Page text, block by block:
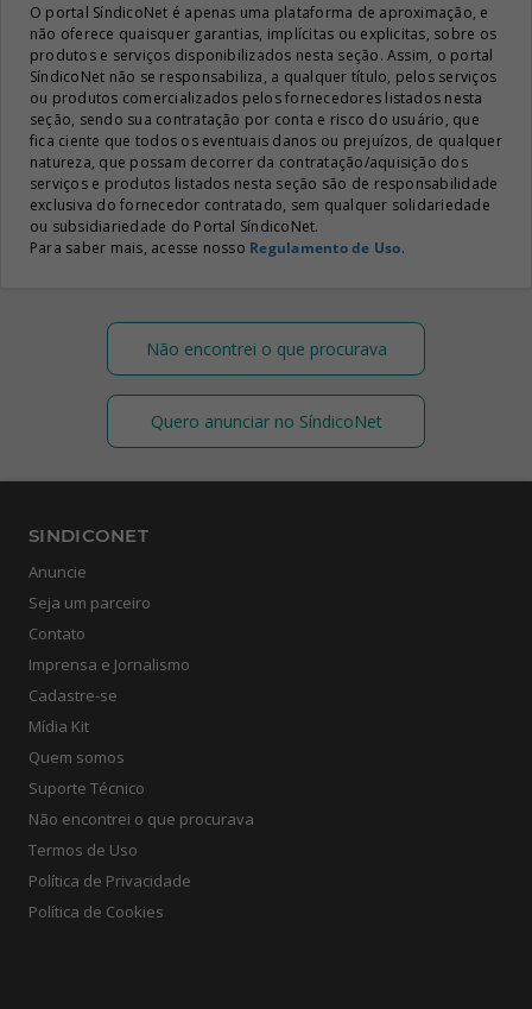
O portal SíndicoNet é apenas uma plataforma de aproximação, e
não oferece quaisquer garantias, implícitas ou explicitas, sobre os
produtos e serviços disponibilizados nesta seção. Assim, o portal
SíndicoNet não se responsabiliza, a qualquer título, pelos serviços
ou produtos comercializados pelos fornecedores listados nesta
seção, sendo sua contratação por conta e risco do usuário, que
fica ciente que todos os eventuais danos ou prejuízos, de qualquer
natureza, que possam decorrer da contratação/aquisição dos
serviços e produtos listados nesta seção são de responsabilidade
exclusiva do fornecedor contratado, sem qualquer solidariedade
ou subsidiariedade do Portal SíndicoNet.
Para saber mais, acesse nosso Regulamento de Uso.
Não encontrei o que procurava
Quero anunciar no SíndicoNet
SINDICONET
Anuncie
Seja um parceiro
Contato
Imprensa e Jornalismo
Cadastre-se
Mídia Kit
Quem somos
Suporte Técnico
Não encontrei o que procurava
Termos de Uso
Política de Privacidade
Política de Cookies